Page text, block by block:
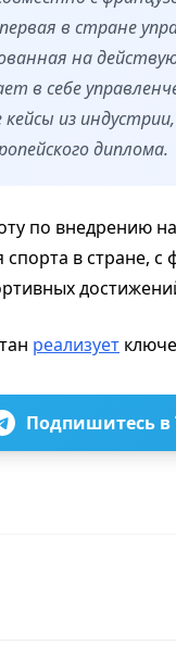
в стране
на
в себе
из
диплома.
по внедрению
в стране, с
реализует
Подпишитесь в